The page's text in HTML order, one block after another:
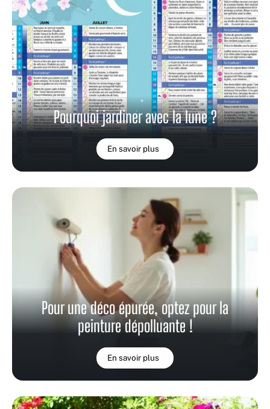
Pourquoi jardiner avec la lune ?
En savoir plus
Pour une déco épurée, optez pour la
peinture dépolluante !
En savoir plus